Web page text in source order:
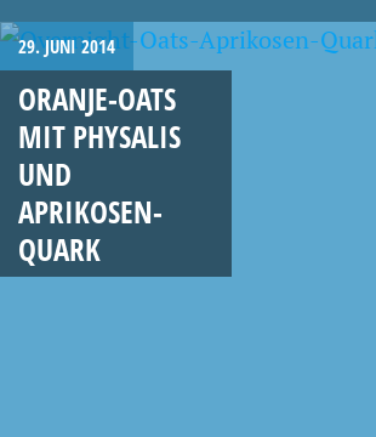
29. JUNI 2014
ORANJE-OATS
MIT PHYSALIS
UND
APRIKOSEN-
QUARK